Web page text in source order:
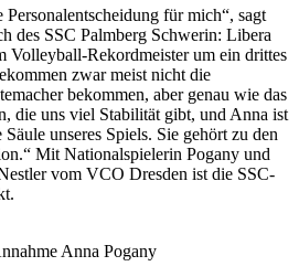
für mich“, sagt
des SSC Palmberg Schwerin: Libera
Volleyball-Rekordmeister um ein drittes
zwar meist nicht die
bekommen, aber genau wie das
die uns viel Stabilität gibt, und Anna ist
unseres Spiels. Sie gehört zu den
Mit Nationalspielerin Pogany und
vom VCO Dresden ist die SSC-
Anna Pogany